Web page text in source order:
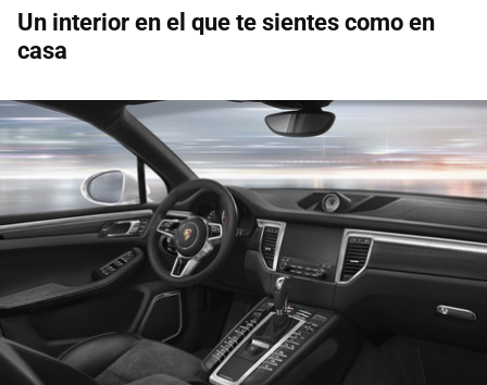
Un interior en el que te sientes como en
casa